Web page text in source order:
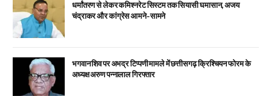
धर्मांतरण से लेकर कमिश्नरेट सिस्टम तक सियासी घमासान, अजय
चंद्राकर और कांग्रेस आमने-सामने
भगवान शिव पर अभद्र टिप्पणी मामले में छत्तीसगढ़ क्रिश्चियन फोरम के
अध्यक्ष अरुण पन्नालाल गिरफ्तार